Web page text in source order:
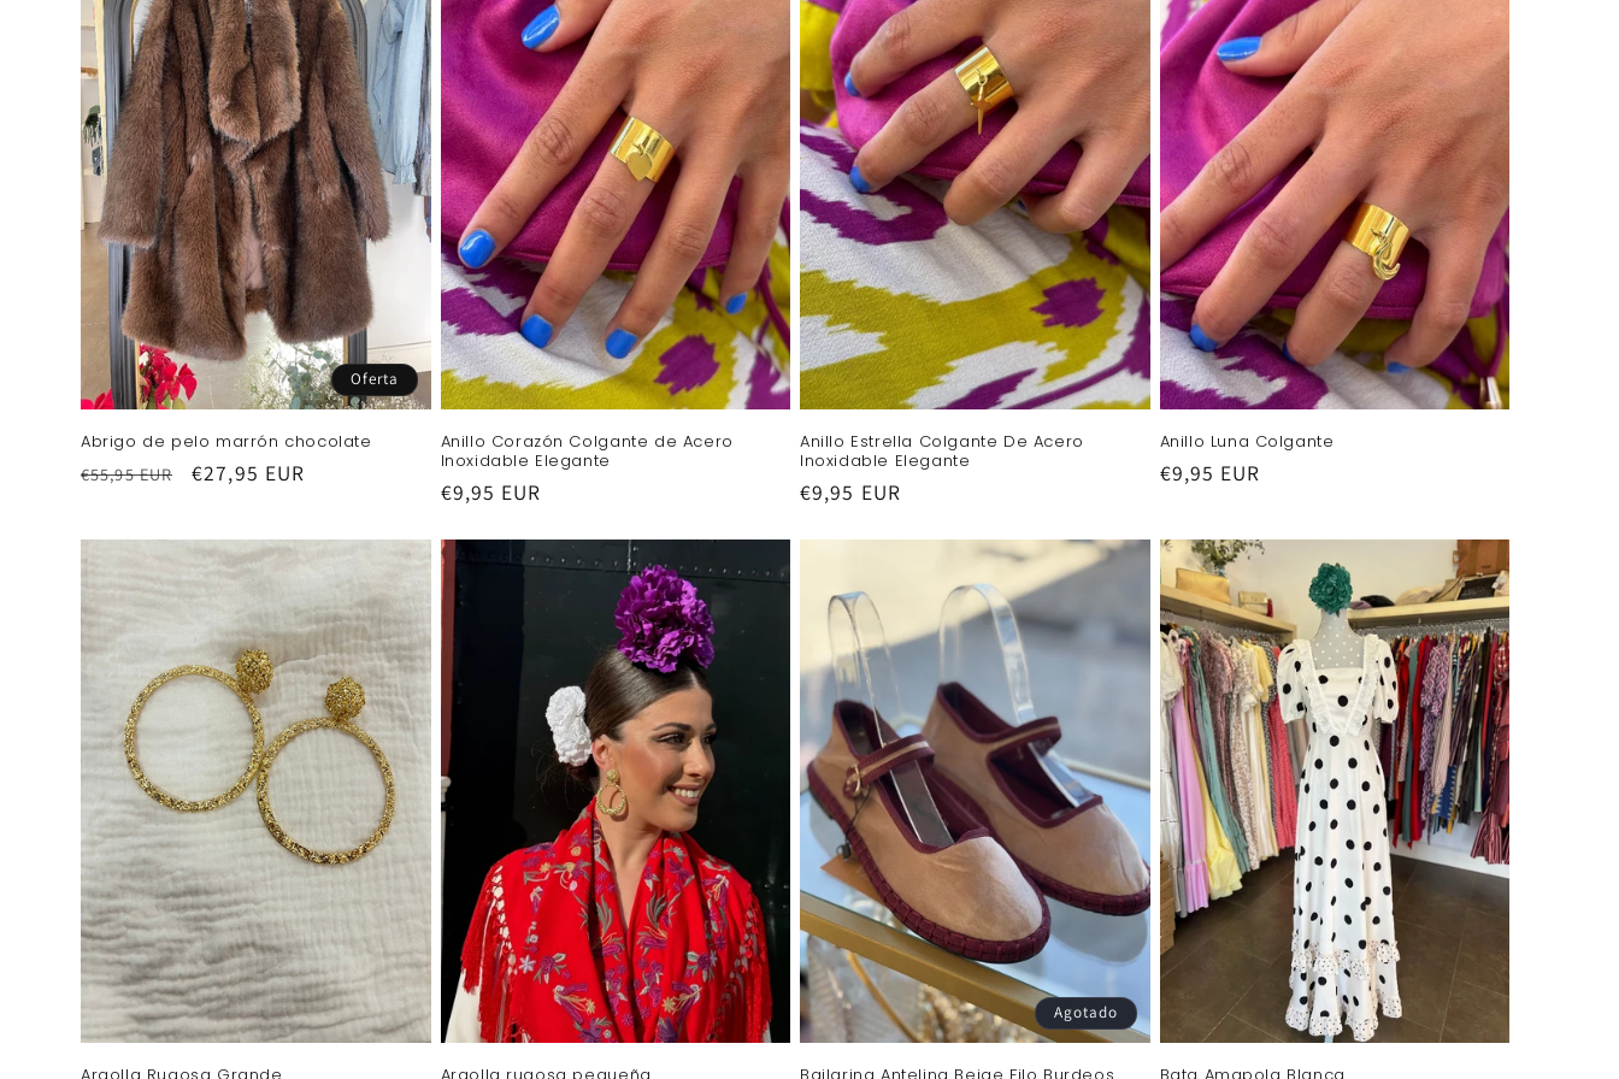
c
i
ó
n
Oferta
Abrigo de pelo marrón chocolate
Precio
€55,95 EUR
Precio
oferta
€27,95 EUR
Anillo Corazón Colgante de Acero
Inoxidable Elegante
Precio
€9,95 EUR
Anillo Estrella Colgante De Acero
Inoxidable Elegante
Precio
€9,95 EUR
Anillo Luna Colgante
Precio
€9,95 EUR
Agotado